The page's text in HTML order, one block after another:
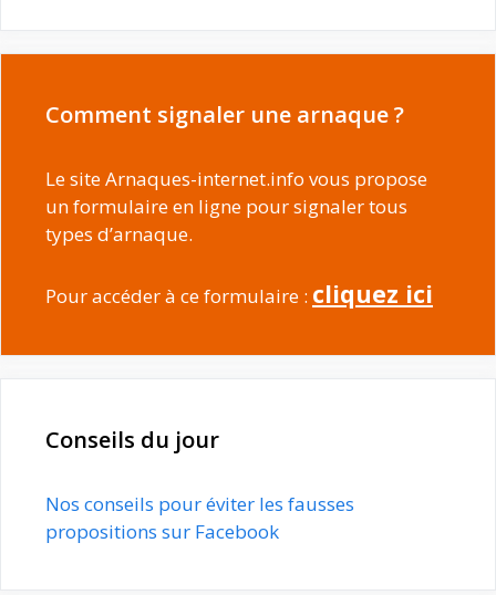
Comment signaler une arnaque ?
Le site Arnaques-internet.info vous propose
un formulaire en ligne pour signaler tous
types d’arnaque.
Pour accéder à ce formulaire : cliquez ici
Conseils du jour
Nos conseils pour éviter les fausses
propositions sur Facebook